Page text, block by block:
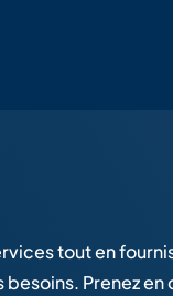
tout en
Prenez